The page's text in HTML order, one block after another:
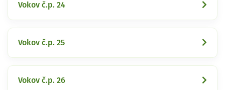
Vokov č.p. 24
Vokov č.p. 25
Vokov č.p. 26